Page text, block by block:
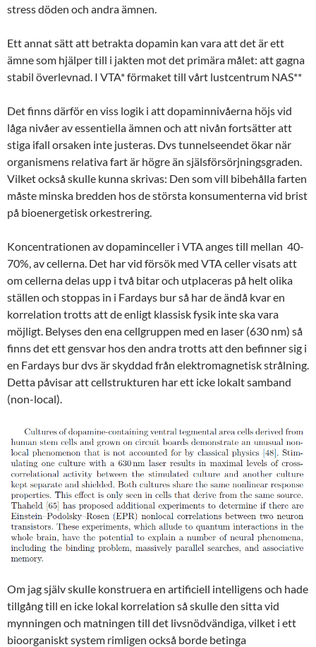
stress döden och andra ämnen.
Ett annat sätt att betrakta dopamin kan vara att det är ett
ämne som hjälper till i jakten mot det primära målet: att gagna
stabil överlevnad. I VTA* förmaket till vårt lustcentrum NAS**
Det finns därför en viss logik i att dopaminnivåerna höjs vid
låga nivåer av essentiella ämnen och att nivån fortsätter att
stiga ifall orsaken inte justeras. Dvs tunnelseendet ökar när
organismens relativa fart är högre än själsförsörjningsgraden.
Vilket också skulle kunna skrivas: Den som vill bibehålla farten
måste minska bredden hos de största konsumenterna vid brist
på bioenergetisk orkestrering.
Koncentrationen av dopaminceller i VTA anges till mellan 40-
70%, av cellerna. Det har vid försök med VTA celler visats att
om cellerna delas upp i två bitar och utplaceras på helt olika
ställen och stoppas in i Fardays bur så har de ändå kvar en
korrelation trotts att de enligt klassisk fysik inte ska vara
möjligt. Belyses den ena cellgruppen med en laser (630 nm) så
finns det ett gensvar hos den andra trotts att den befinner sig i
en Fardays bur dvs är skyddad från elektromagnetisk strålning.
Detta påvisar att cellstrukturen har ett icke lokalt samband
(non-local).
Om jag själv skulle konstruera en artificiell intelligens och hade
tillgång till en icke lokal korrelation så skulle den sitta vid
mynningen och matningen till det livsnödvändiga, vilket i ett
bioorganiskt system rimligen också borde betinga